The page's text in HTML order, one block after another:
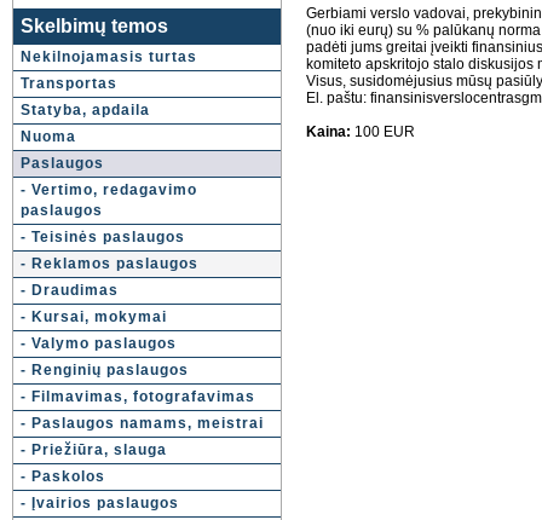
Skelbimų temos
Nekilnojamasis turtas
Transportas
Statyba, apdaila
Nuoma
Paslaugos
- Vertimo, redagavimo
paslaugos
- Teisinės paslaugos
- Reklamos paslaugos
- Draudimas
- Kursai, mokymai
- Valymo paslaugos
- Renginių paslaugos
- Filmavimas, fotografavimas
- Paslaugos namams, meistrai
- Priežiūra, slauga
- Paskolos
- Įvairios paslaugos
Gerbiami verslo vadovai,
(nuo iki eurų) su % palūkanų
padėti jums greitai įveikti
komiteto apskritojo stalo diskusijos
Visus, susidomėjusius mūsų
El. paštu:
Kaina: 100 EUR